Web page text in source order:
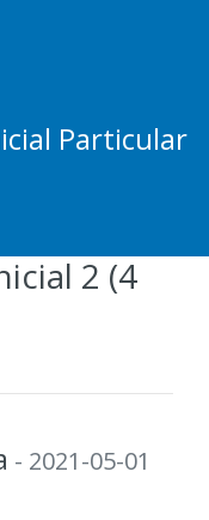
Particular
2 (4
- 2021-05-01